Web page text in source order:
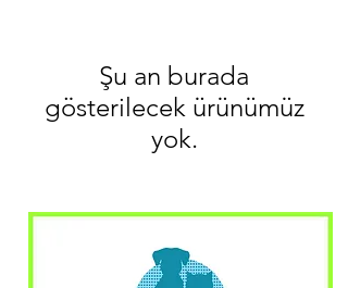
Şu an burada
gösterilecek ürünümüz
yok.